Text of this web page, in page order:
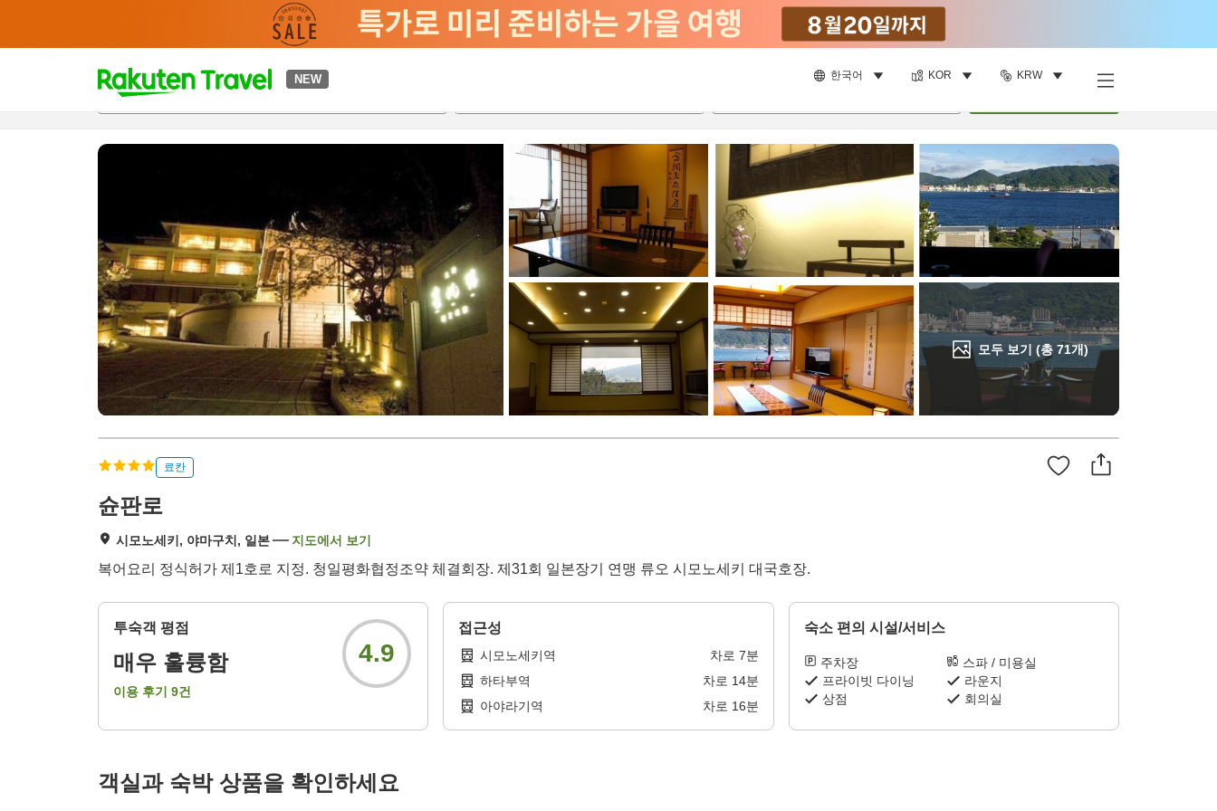
NEW 한국어 KOR KRW
t
p
a
e
a
r
c
h
모두 보기 (총 71개)
개요객실 & 숙박 상품이용 후기 하이라이트
료칸
슌판로
시모노세키, 야마구치, 일본 지도에서 보기
복어요리 정식허가 제1호로 지정. 청일평화협정조약 체결회장. 제31회 일본장기 연맹 류오 시모노세키 대국호장.
투숙객 평점
매우 훌륭함
이용 후기 9건
4.9
접근성
시모노세키역 차로 7분
하타부역
차로 14분
아야라기역
차로 16분
숙소 편의 시설/서비스
주차장
스파 / 미용실
프라이빗 다이닝
라운지
상점
회의실
객실과 숙박 상품을 확인하세요